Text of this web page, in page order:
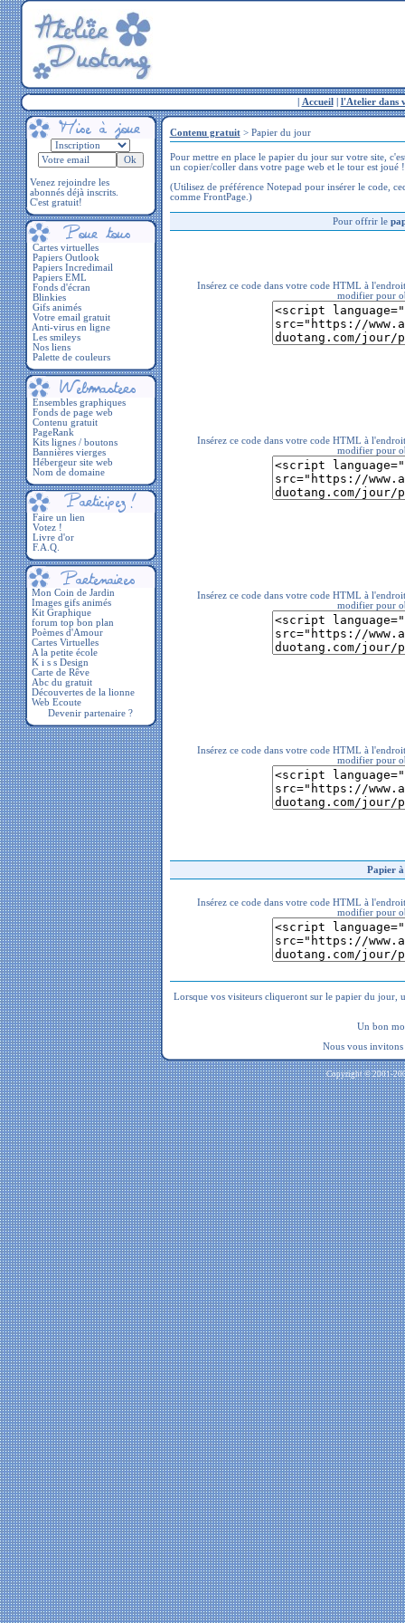
Accueil l'Atelier dans
Venez rejoindre les
abonnés déjà inscrits.
C'est gratuit!
Cartes virtuelles
Papiers Outlook
Papiers Incredimail
Papiers EML
Fonds d'écran
Blinkies
Gifs animés
Votre email gratuit
Anti-virus en ligne
Les smileys
Nos liens
Palette de couleurs
Ensembles graphiques
Fonds de page web
Contenu gratuit
PageRank
Kits lignes / boutons
Bannières vierges
Hébergeur site web
Nom de domaine
Faire un lien
Votez !
Livre d'or
F.A.Q.
Devenir partenaire ?
Contenu gratuit> Papier du jour
Pour mettre en place le papier du jour sur votre site,
un copier/coller dans votre page web et le tour est joué !
(Utilisez de préférence Notepad pour insérer le code,
comme FrontPage.)
Pour offrir le
Insérez ce code dans votre code HTML à
modifier pour
Insérez ce code dans votre code HTML à
modifier pour
Insérez ce code dans votre code HTML à
modifier pour
Insérez ce code dans votre code HTML à
modifier pour
Papier
Insérez ce code dans votre code HTML à
modifier pour
Lorsque vos visiteurs cliqueront sur le papier du jour,
Un bon
Nous vous
Copyright © 2001-